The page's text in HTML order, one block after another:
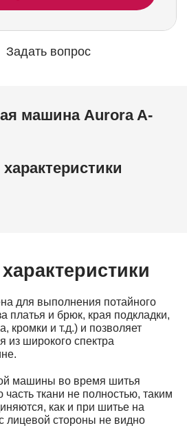
Задать вопрос
машина Aurora A-
для выполнения потайного
платья и брюк, края подкладки,
кромки и т.д.) и позволяет
из широкого спектра
машины во время шитья
ткани не полностью, таким
как и при шитье на
лицевой стороны не видно